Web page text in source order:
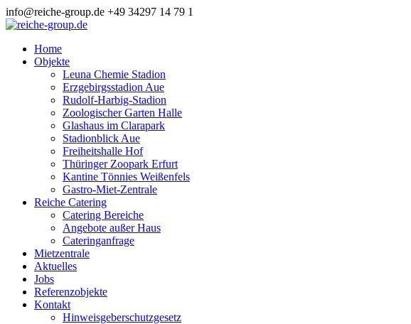
info@reiche-group.de +49 34297 14 79 1
Home
Objekte
Leuna Chemie Stadion
Erzgebirgsstadion Aue
Rudolf-Harbig-Stadion
Zoologischer Garten Halle
Glashaus im Clarapark
Stadionblick Aue
Freiheitshalle Hof
Thüringer Zoopark Erfurt
Kantine Tönnies Weißenfels
Gastro-Miet-Zentrale
Reiche Catering
Catering Bereiche
Angebote außer Haus
Cateringanfrage
Mietzentrale
Aktuelles
Jobs
Referenzobjekte
Kontakt
Hinweisgeberschutzgesetz